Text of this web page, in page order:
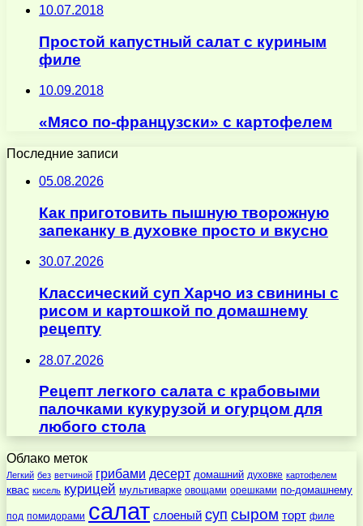
10.07.2018
Простой капустный салат с куриным
филе
10.09.2018
«Мясо по-французски» с картофелем
Последние записи
05.08.2026
Как приготовить пышную творожную
запеканку в духовке просто и вкусно
30.07.2026
Классический суп Харчо из свинины с
рисом и картошкой по домашнему
рецепту
28.07.2026
Рецепт легкого салата с крабовыми
палочками кукурузой и огурцом для
любого стола
Облако меток
Легкий без ветчиной грибами десерт домашний духовке картофелем
квас кисель курицей мультиварке овощами орешками по-домашнему
под помидорами салат слоеный суп сыром торт филе